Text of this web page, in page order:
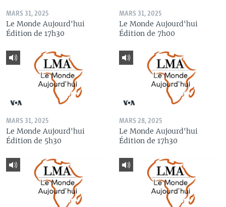
MARS 31, 2025
Le Monde Aujourd'hui
Édition de 17h30
MARS 31, 2025
Le Monde Aujourd'hui
Édition de 7h00
MARS 31, 2025
Le Monde Aujourd'hui
Édition de 5h30
MARS 28, 2025
Le Monde Aujourd'hui
Édition de 17h30